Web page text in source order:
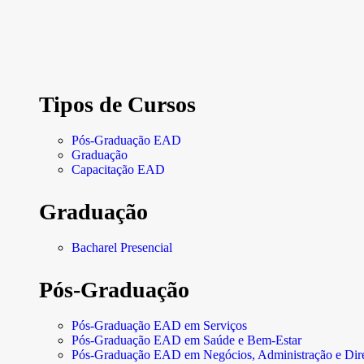
Tipos de Cursos
Pós-Graduação EAD
Graduação
Capacitação EAD
Graduação
Bacharel Presencial
Pós-Graduação
Pós-Graduação EAD em Serviços
Pós-Graduação EAD em Saúde e Bem-Estar
Pós-Graduação EAD em Negócios, Administração e